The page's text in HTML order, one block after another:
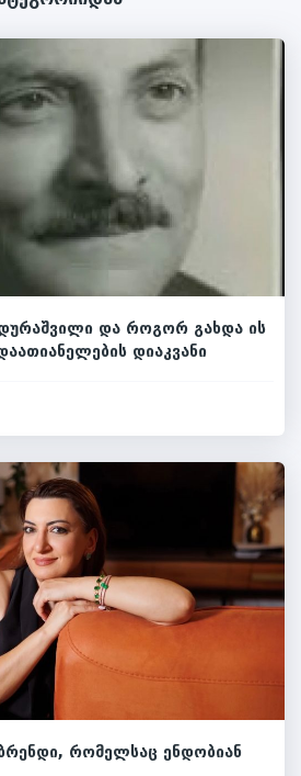
და როგორ გახდა ის
დიაკვანი
რომელსაც ენდობიან